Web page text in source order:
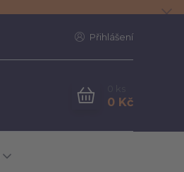
Přihlášení
0 Kč